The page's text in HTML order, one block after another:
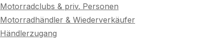
Motorradclubs & priv. Personen
Motorradhändler & Wiederverkäufer
Händlerzugang